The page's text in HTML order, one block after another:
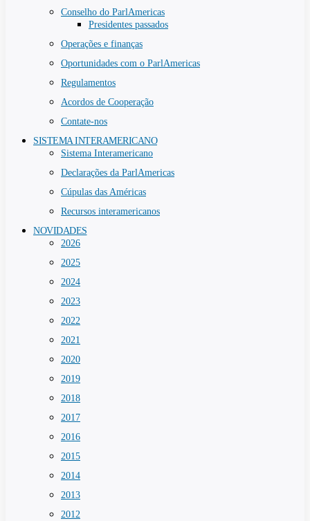
Conselho do ParlAmericas
Presidentes passados
Operações e finanças
Oportunidades com o ParlAmericas
Regulamentos
Acordos de Cooperação
Contate-nos
SISTEMA INTERAMERICANO
Sistema Interamericano
Declarações da ParlAmericas
Cúpulas das Américas
Recursos interamericanos
NOVIDADES
2026
2025
2024
2023
2022
2021
2020
2019
2018
2017
2016
2015
2014
2013
2012